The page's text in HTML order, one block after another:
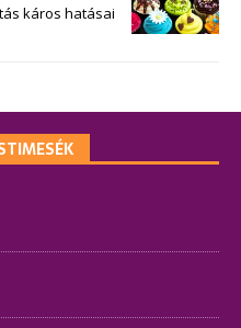
káros hatásai